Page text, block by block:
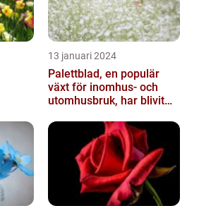
13 januari 2024
Palettblad, en populär
växt för inomhus- och
utomhusbruk, har blivit
trädg...